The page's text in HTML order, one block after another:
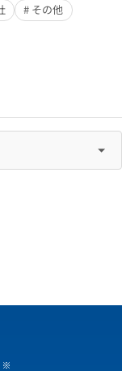
その他